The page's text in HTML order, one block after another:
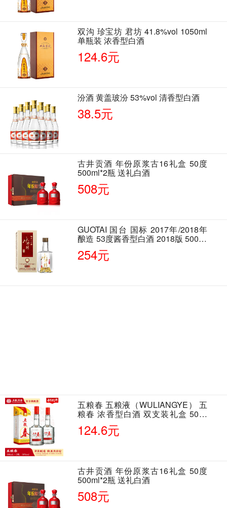
双沟 珍宝坊 君坊 41.8%vol 1050ml
单瓶装 浓香型白酒
124.6元
汾酒 黄盖玻汾 53%vol 清香型白酒
38.5元
古井贡酒 年份原浆古16礼盒 50度
500ml*2瓶 送礼白酒
508元
GUOTAI 国台 国标 2017年/2018年
酿造 53度酱香型白酒 2018版 500ml
单瓶装
254元
五粮春 五粮液（WULIANGYE） 五
粮春 浓香型白酒 双支装礼盒 50度
500ml*2瓶 含酒具
124.6元
古井贡酒 年份原浆古16礼盒 50度
500ml*2瓶 送礼白酒
508元